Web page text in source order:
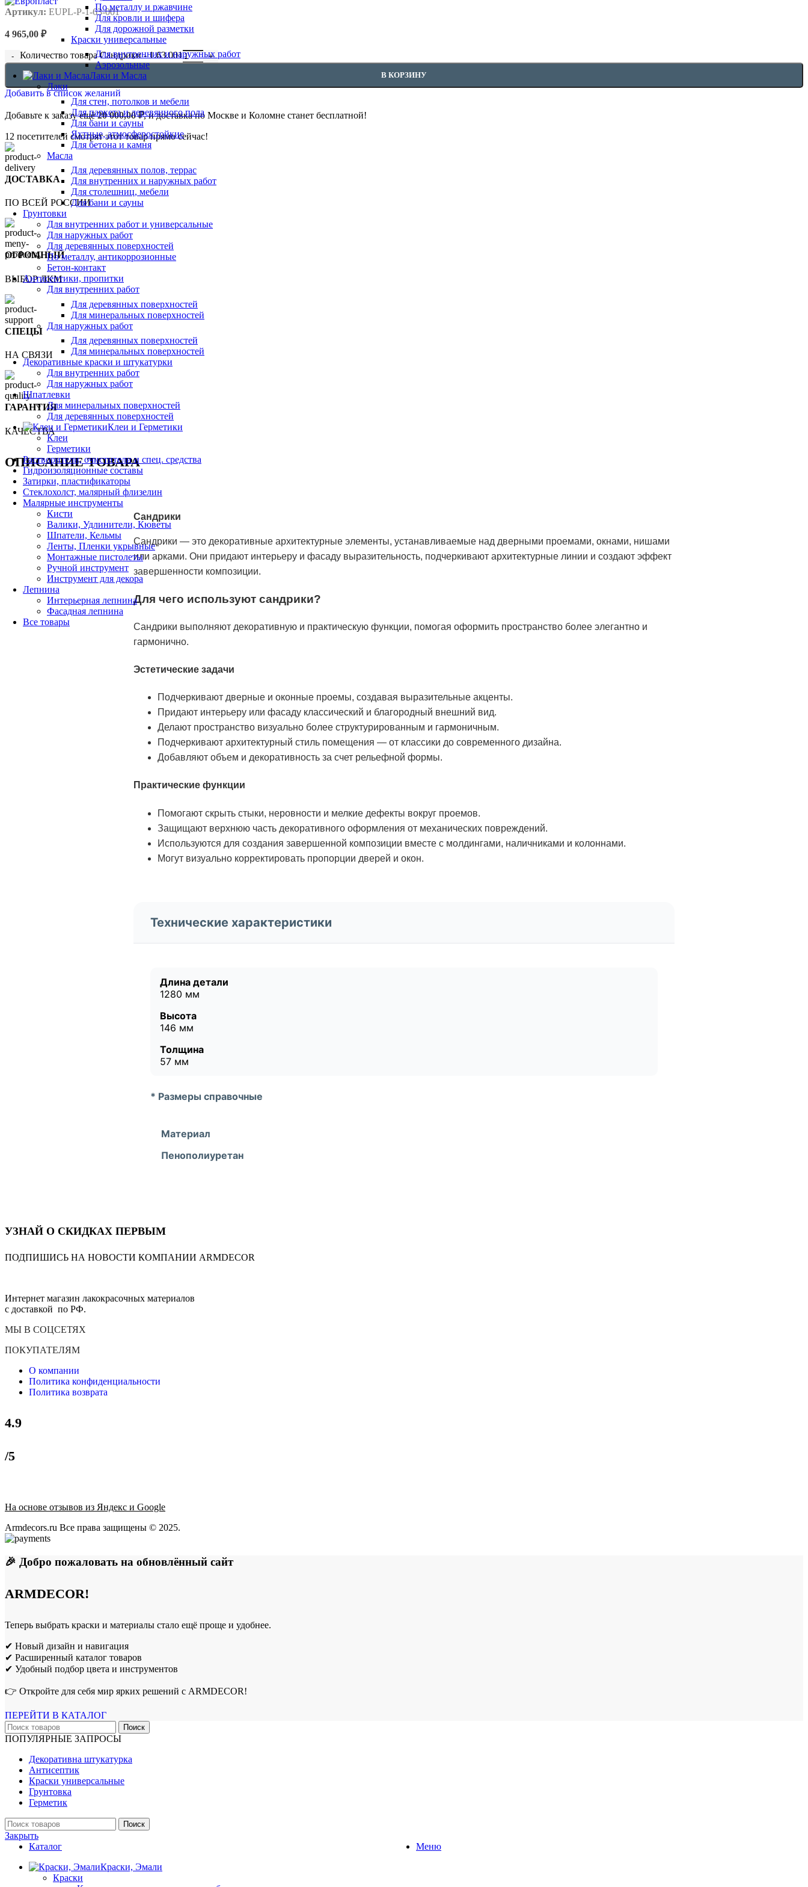
По металлу и ржавчине
Для кровли и шифера
Для дорожной разметки
Краски универсальные
Для внутренних и наружных работ
Аэрозольные
Лаки и Масла
Лаки
Для стен, потолков и мебели
Для паркета и деревянного пола
Для бани и сауны
Яхтные, атмосферостойкие
Для бетона и камня
Масла
Для деревянных полов, террас
Для внутренних и наружных работ
Для столешниц, мебели
Для бани и сауны
Грунтовки
Для внутренних работ и универсальные
Для наружных работ
Для деревянных поверхностей
По металлу, антикоррозионные
Бетон-контакт
Антисептики, пропитки
Для внутренних работ
Для деревянных поверхностей
Для минеральных поверхностей
Для наружных работ
Для деревянных поверхностей
Для минеральных поверхностей
Декоративные краски и штукатурки
Для внутренних работ
Для наружных работ
Шпатлевки
Для минеральных поверхностей
Для деревянных поверхностей
Клеи и Герметики
Клеи
Герметики
Растворители, очистители и спец. средства
Гидроизоляционные составы
Затирки, пластификаторы
Стеклохолст, малярный флизелин
Малярные инструменты
Кисти
Валики, Удлинители, Кюветы
Шпатели, Кельмы
Ленты, Пленки укрывные
Монтажные пистолеты
Ручной инструмент
Инструмент для декора
Лепнина
Интерьерная лепнина
Фасадная лепнина
Все товары
Артикул: EUPL-P-1-63-001
4 965,00 ₽
Количество товара Сандрики - 1.63.001
В КОРЗИНУ
Добавить в список желаний
Добавьте к заказу ещё20 000,00₽, и доставка по Москве и Коломне станет бесплатной!
12 посетителей смотрят этот товар прямо сейчас!
ДОСТАВКА
ПО ВСЕЙ РОССИИ
ОГРОМНЫЙ
ВЫБОР ЛКМ
СПЕЦЫ
НА СВЯЗИ
ГАРАНТИЯ
КАЧЕСТВА
ОПИСАНИЕ ТОВАРА
Сандрики
Сандрики — это декоративные архитектурные элементы, устанавливаемые над дверными проемами, окнами, нишами
или арками. Они придают интерьеру и фасаду выразительность, подчеркивают архитектурные линии и создают эффект
завершенности композиции.
Для чего используют сандрики?
Сандрики выполняют декоративную и практическую функции, помогая оформить пространство более элегантно и
гармонично.
Эстетические задачи
Подчеркивают дверные и оконные проемы, создавая выразительные акценты.
Придают интерьеру или фасаду классический и благородный внешний вид.
Делают пространство визуально более структурированным и гармоничным.
Подчеркивают архитектурный стиль помещения — от классики до современного дизайна.
Добавляют объем и декоративность за счет рельефной формы.
Практические функции
Помогают скрыть стыки, неровности и мелкие дефекты вокруг проемов.
Защищают верхнюю часть декоративного оформления от механических повреждений.
Используются для создания завершенной композиции вместе с молдингами, наличниками и колоннами.
Могут визуально корректировать пропорции дверей и окон.
Технические характеристики
Длина детали
1280 мм
Высота
146 мм
Толщина
57 мм
* Размеры справочные
Материал
Пенополиуретан
УЗНАЙ О СКИДКАХ ПЕРВЫМ
ПОДПИШИСЬ НА НОВОСТИ КОМПАНИИ ARMDECOR
Интернет магазин лакокрасочных материалов
с доставкой по РФ.
МЫ В СОЦСЕТЯХ
ПОКУПАТЕЛЯМ
О компании
Политика конфиденциальности
Политика возврата
4.9
/5
На основе отзывов из Яндекс и Google
Armdecors.ru Все права защищены © 2025. ​
🎉 Добро пожаловать на обновлённый сайт
ARMDECOR!
Теперь выбрать краски и материалы стало ещё проще и удобнее.
✔ Новый дизайн и навигация
✔ Расширенный каталог товаров
✔ Удобный подбор цвета и инструментов
👉 Откройте для себя мир ярких решений с ARMDECOR!
ПЕРЕЙТИ В КАТАЛОГ
Поиск
ПОПУЛЯРНЫЕ ЗАПРОСЫ
Декоративна штукатурка
Антисептик
Краски универсальные
Грунтовка
Герметик
Поиск
Закрыть
Меню
Каталог
Краски, Эмали
Краски